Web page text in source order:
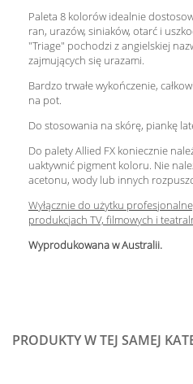
Paleta 8 kolorów idealnie
ran, urazów, siniaków, otarć i
"Triage" pochodzi z angielskiej
zajmujących się urazami.
Bardzo trwałe wykończenie,
na pot.
Do stosowania na skórę, piankę
Do palety Allied FX koniecznie
uaktywnić pigment koloru. Nie
acetonu, wody lub innych
Wyłącznie do użytku
produkcjach TV, filmowych i
Wyprodukowana w Australii.
PRODUKTY W TEJ SAMEJ